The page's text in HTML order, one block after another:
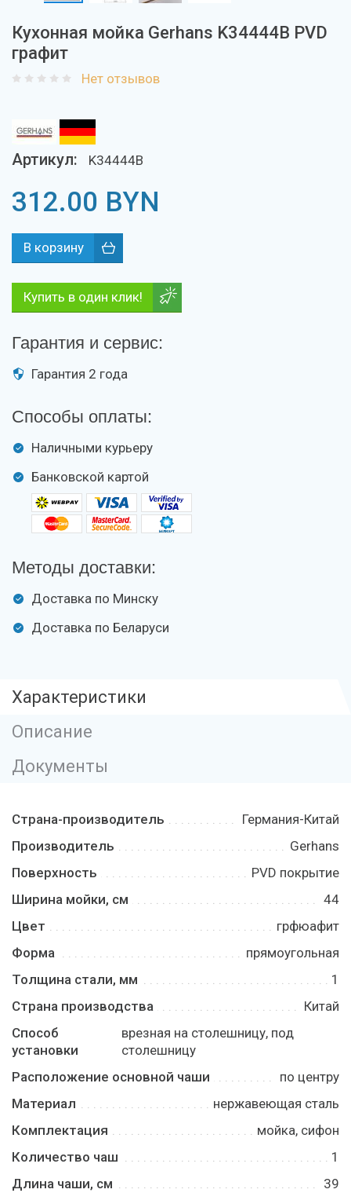
Кухонная мойка Gerhans K34444B PVD
графит
Нет отзывов
Артикул: K34444B
312.00 BYN
Купить в один клик!
Гарантия и сервис:
Гарантия 2 года
Способы оплаты:
Наличными курьеру
Банковской картой
Методы доставки:
Доставка по Минску
Доставка по Беларуси
Характеристики
Описание
Документы
Страна-производитель
Германия-Китай
Производитель
Gerhans
Поверхность
PVD покрытие
Ширина мойки, см
44
Цвет
грфюафит
Форма
прямоугольная
Толщина стали, мм
1
Страна производства
Китай
Способ
установки
врезная на столешницу, под
столешницу
Расположение основной чаши
по центру
Материал
нержавеющая сталь
Комплектация
мойка, сифон
Количество чаш
1
Длина чаши, см
39